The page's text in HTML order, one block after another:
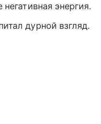
энергия.
дурной взгляд.